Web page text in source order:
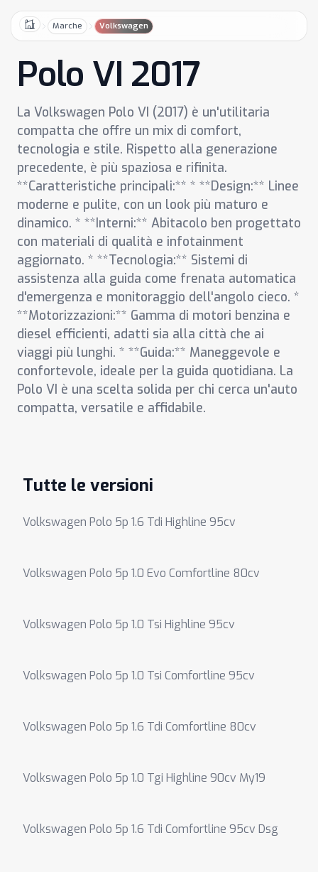
HomeMarche Volkswagen
Polo VI 2017
La Volkswagen Polo VI (2017) è un'utilitaria
compatta che offre un mix di comfort,
tecnologia e stile. Rispetto alla generazione
precedente, è più spaziosa e rifinita.
**Caratteristiche principali:** * **Design:** Linee
moderne e pulite, con un look più maturo e
dinamico. * **Interni:** Abitacolo ben progettato
con materiali di qualità e infotainment
aggiornato. * **Tecnologia:** Sistemi di
assistenza alla guida come frenata automatica
d'emergenza e monitoraggio dell'angolo cieco. *
**Motorizzazioni:** Gamma di motori benzina e
diesel efficienti, adatti sia alla città che ai
viaggi più lunghi. * **Guida:** Maneggevole e
confortevole, ideale per la guida quotidiana. La
Polo VI è una scelta solida per chi cerca un'auto
compatta, versatile e affidabile.
Tutte le versioni
Volkswagen Polo 5p 1.6 Tdi Highline 95cv
Volkswagen Polo 5p 1.0 Evo Comfortline 80cv
Volkswagen Polo 5p 1.0 Tsi Highline 95cv
Volkswagen Polo 5p 1.0 Tsi Comfortline 95cv
Volkswagen Polo 5p 1.6 Tdi Comfortline 80cv
Volkswagen Polo 5p 1.0 Tgi Highline 90cv My19
Volkswagen Polo 5p 1.6 Tdi Comfortline 95cv Dsg